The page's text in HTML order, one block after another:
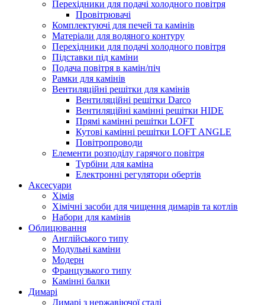
Перехідники для подачі холодного повітря
Провітрювачі
Комплектуючі для печей та камінів
Матеріали для водяного контуру
Перехідники для подачі холодного повітря
Підставки під каміни
Подача повітря в камін/піч
Рамки для камінів
Вентиляційні решітки для камінів
Вентиляційні решітки Darco
Вентиляційні камінні решітки HIDE
Прямі камінні решітки LOFT
Кутові камінні решітки LOFT ANGLE
Повітропроводи
Елементи розподілу гарячого повітря
Турбіни для каміна
Електронні регулятори обертів
Аксесуари
Хімія
Хімічні засоби для чищення димарів та котлів
Набори для камінів
Облицювання
Англійського типу
Модульні каміни
Модерн
Французького типу
Камінні балки
Димарі
Димарі з нержавіючої сталі